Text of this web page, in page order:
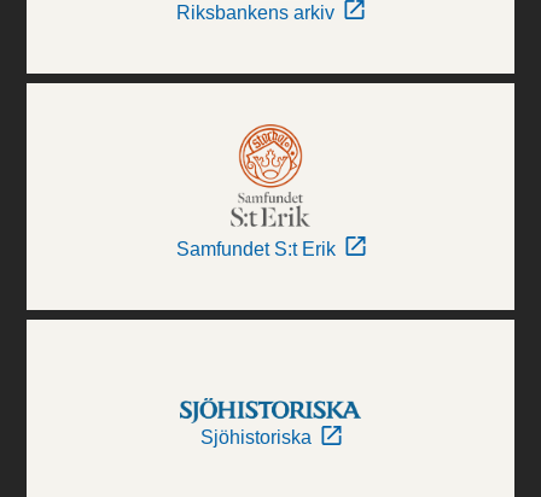
Riksbankens arkiv
Samfundet S:t Erik
Sjöhistoriska